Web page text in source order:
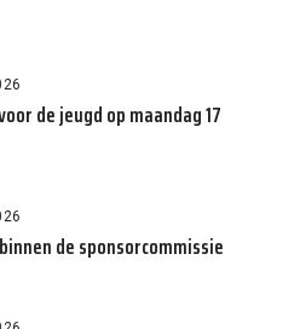
de jeugd op maandag 17
de sponsorcommissie